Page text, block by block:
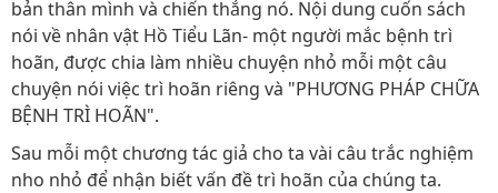
bản thân mình và chiến thắng nó. Nội dung cuốn sách
nói về nhân vật Hồ Tiểu Lãn- một người mắc bệnh trì
hoãn, được chia làm nhiều chuyện nhỏ mỗi một câu
chuyện nói việc trì hoãn riêng và "PHƯƠNG PHÁP CHỮA
BỆNH TRÌ HOÃN".
Sau mỗi một chương tác giả cho ta vài câu trắc nghiệm
nho nhỏ để nhận biết vấn đề trì hoãn của chúng ta.